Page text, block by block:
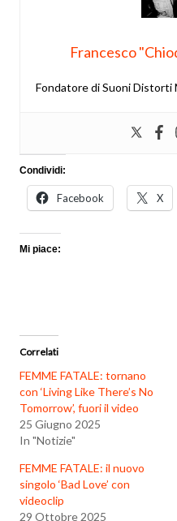
Francesco
Fondatore di Suoni Distorti
Condividi:
Facebook X
Mi piace:
Correlati
FEMME FATALE: tornano
con ‘Living Like There’s No
Tomorrow’, fuori il video
25 Giugno 2025
In "Notizie"
FEMME FATALE: il nuovo
singolo ‘Bad Love’ con
videoclip
29 Ottobre 2025